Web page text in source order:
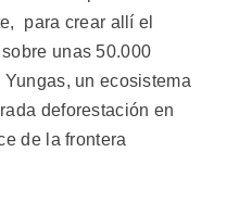
para crear allí el
sobre unas 50.000
un ecosistema
deforestación en
de la frontera